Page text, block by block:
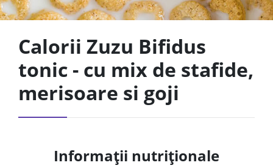
Calorii Zuzu Bifidus
tonic - cu mix de stafide,
merisoare si goji
Informații nutriționale